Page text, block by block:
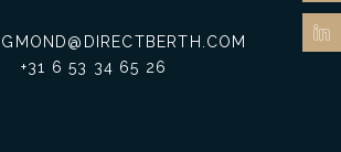
+31 6 53 34 65 26